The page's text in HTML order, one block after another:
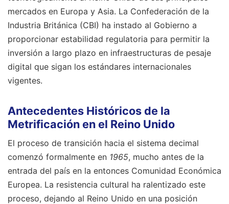
mercados en Europa y Asia. La Confederación de la
Industria Británica (CBI) ha instado al Gobierno a
proporcionar estabilidad regulatoria para permitir la
inversión a largo plazo en infraestructuras de pesaje
digital que sigan los estándares internacionales
vigentes.
Antecedentes Históricos de la
Metrificación en el Reino Unido
El proceso de transición hacia el sistema decimal
comenzó formalmente en 1965, mucho antes de la
entrada del país en la entonces Comunidad Económica
Europea. La resistencia cultural ha ralentizado este
proceso, dejando al Reino Unido en una posición